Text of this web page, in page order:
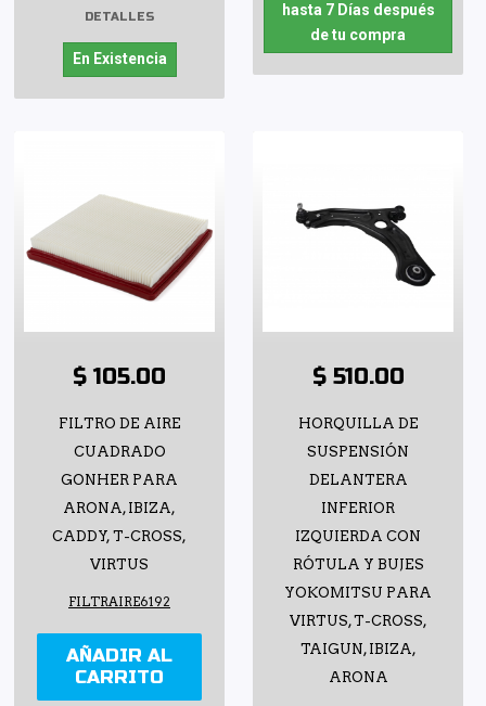
DETALLES
En Existencia
hasta 7 Días después
de tu compra
$ 105.00
FILTRO DE AIRE
CUADRADO
GONHER PARA
ARONA, IBIZA,
CADDY, T-CROSS,
VIRTUS
FILTRAIRE6192
AÑADIR AL
CARRITO
$ 510.00
HORQUILLA DE
SUSPENSIÓN
DELANTERA
INFERIOR
IZQUIERDA CON
RÓTULA Y BUJES
YOKOMITSU PARA
VIRTUS, T-CROSS,
TAIGUN, IBIZA,
ARONA